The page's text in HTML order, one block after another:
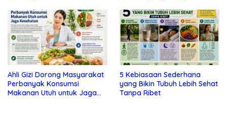
Ahli Gizi Dorong Masyarakat
Perbanyak Konsumsi
Makanan Utuh untuk Jaga
5 Kebiasaan Sederhana
yang Bikin Tubuh Lebih Sehat
Tanpa Ribet